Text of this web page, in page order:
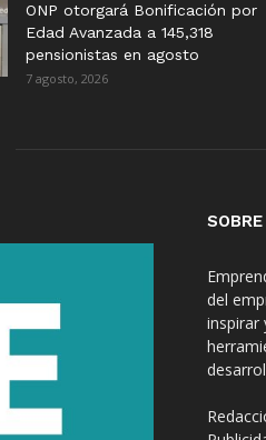
ONP otorgará Bonificación por
Edad Avanzada a 145,318
pensionistas en agosto
7 agosto, 2026
del
inspirar